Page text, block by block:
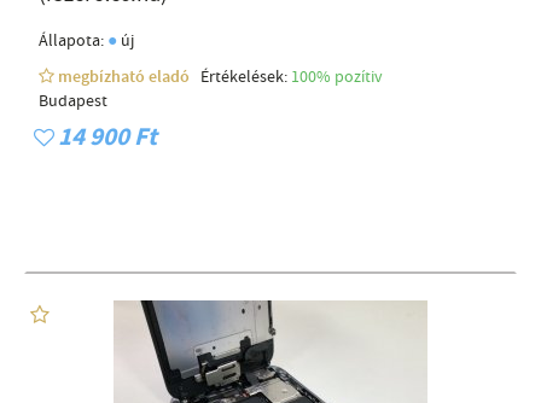
Állapota: ● új
megbízható eladó
Értékelések: 100% pozítiv
Budapest
14 900 Ft